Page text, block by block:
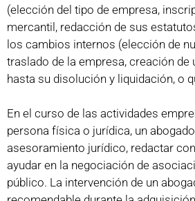
(elección del tipo de empresa,
mercantil, redacción de sus
los cambios internos (elección de
traslado de la empresa, creación de
hasta su disolución y liquidación, o
En el curso de las actividades
persona física o jurídica, un
asesoramiento jurídico, redactar
ayudar en la negociación de
público. La intervención de un